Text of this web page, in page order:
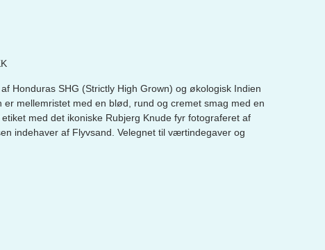
Honduras SHG (Strictly High Grown) og økologisk Indien
er mellemristet med en blød, rund og cremet smag med en
med det ikoniske Rubjerg Knude fyr fotograferet af
indehaver af Flyvsand. Velegnet til værtindegaver og